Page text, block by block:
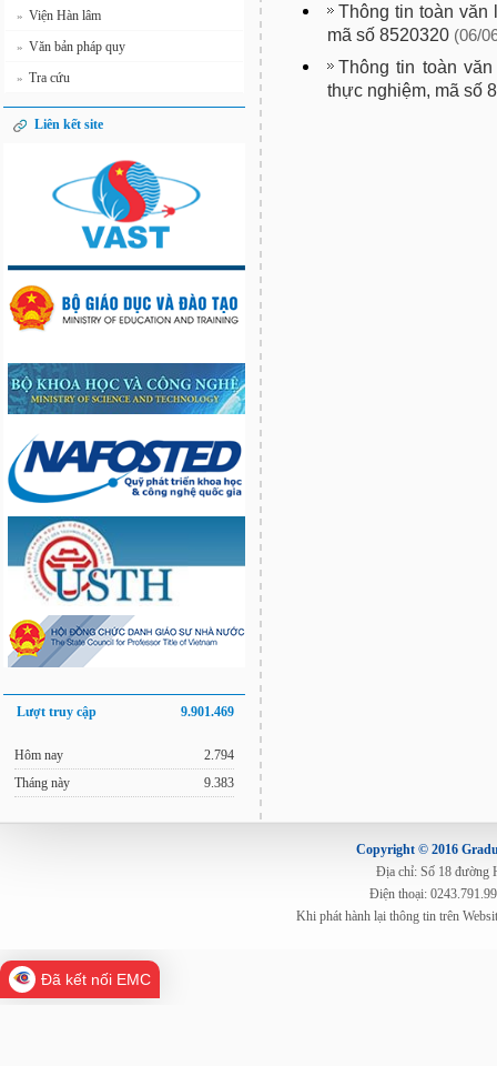
» Viện Hàn lâm
» Văn bản pháp quy
» Tra cứu
Liên kết site
Lượt truy cập 9.901.469
Hôm nay
Tháng này
2.794
9.383
Thông tin toàn văn
mã số 8520320 (06/
Thông tin toàn
thực nghiệm, mã số
Copyright © 2016
Địa chỉ: Số 18 đường
Điện thoại:
Khi phát hành lại thông tin trên
Đã kết nối EMC